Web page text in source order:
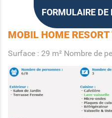
FORMULAIRE DE
MOBIL HOME
Surface : 29 m² Nombre de